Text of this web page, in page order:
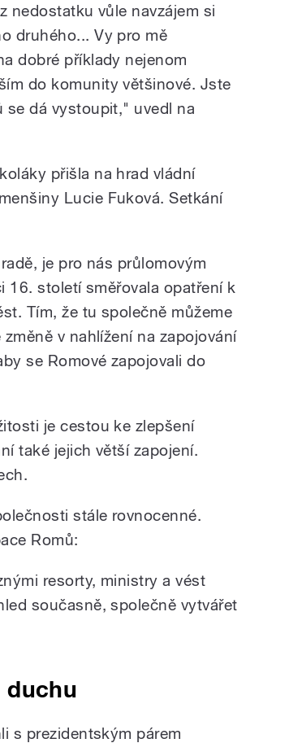
nedostatku vůle navzájem si
druhého... Vy pro mě
dobré příklady nejenom
do komunity většinové. Jste
se dá vystoupit," uvedl na
přišla na hrad vládní
Lucie Fuková. Setkání
je pro nás průlomovým
16. století směřovala opatření k
Tím, že tu společně můžeme
v nahlížení na zapojování
se Romové zapojovali do
je cestou ke zlepšení
také jejich větší zapojení.
stále rovnocenné.
Romů:
resorty, ministry a vést
současně, společně vytvářet
duchu
s prezidentským párem